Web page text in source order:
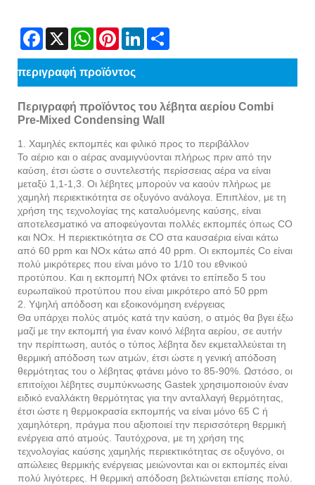
Facebook
X WhatsAppPinterestLinkedIn
περιγραφή προϊόντος
Περιγραφή προϊόντος του λέβητα αερίου Combi
Pre-Mixed Condensing Wall
1. Χαμηλές εκπομπές και φιλικό προς το περιβάλλον
Το αέριο και ο αέρας αναμιγνύονται πλήρως πριν από την
καύση, έτσι ώστε ο συντελεστής περίσσειας αέρα να είναι
μεταξύ 1,1-1,3. Οι λέβητες μπορούν να καούν πλήρως με
χαμηλή περιεκτικότητα σε οξυγόνο ανάλογα. Επιπλέον, με τη
χρήση της τεχνολογίας της καταλυόμενης καύσης, είναι
αποτελεσματικό να αποφεύγονται πολλές εκπομπές όπως CO
και NOx. Η περιεκτικότητα σε CO στα καυσαέρια είναι κάτω
από 60 ppm και NOx κάτω από 40 ppm. Οι εκπομπές Co είναι
πολύ μικρότερες που είναι μόνο το 1/10 του εθνικού
προτύπου. Και η εκπομπή NOx φτάνει το επίπεδο 5 του
ευρωπαϊκού προτύπου που είναι μικρότερο από 50 ppm
2. Υψηλή απόδοση και εξοικονόμηση ενέργειας
Θα υπάρχει πολύς ατμός κατά την καύση, ο ατμός θα βγει έξω
μαζί με την εκπομπή για έναν κοινό λέβητα αερίου, σε αυτήν
την περίπτωση, αυτός ο τύπος λέβητα δεν εκμεταλλεύεται τη
θερμική απόδοση των ατμών, έτσι ώστε η γενική απόδοση
θερμότητας του ο λέβητας φτάνει μόνο το 85-90%. Ωστόσο, οι
επιτοίχιοι λέβητες συμπύκνωσης Gastek χρησιμοποιούν έναν
ειδικό εναλλάκτη θερμότητας για την ανταλλαγή θερμότητας,
έτσι ώστε η θερμοκρασία εκπομπής να είναι μόνο 65 C ή
χαμηλότερη, πράγμα που αξιοποιεί την περισσότερη θερμική
ενέργεια από ατμούς. Ταυτόχρονα, με τη χρήση της
τεχνολογίας καύσης χαμηλής περιεκτικότητας σε οξυγόνο, οι
απώλειες θερμικής ενέργειας μειώνονται και οι εκπομπές είναι
πολύ λιγότερες. Η θερμική απόδοση βελτιώνεται επίσης πολύ.